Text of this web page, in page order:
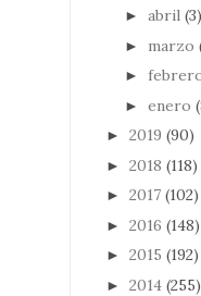
► abril (3)
► marzo
►
► enero
► 2019 (90)
► 2018 (118)
► 2017 (102)
► 2016 (148)
► 2015 (192)
► 2014 (255)